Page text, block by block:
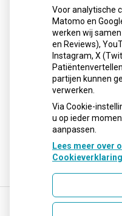
Sinds huisartsen
neemt gebruik toe
Voor analytische
Matomo en
werken wij
en Reviews),
Instagram, X
partijen kunnen
verwerken.
Via Cookie-
u op ieder
aanpassen.
Lees meer over